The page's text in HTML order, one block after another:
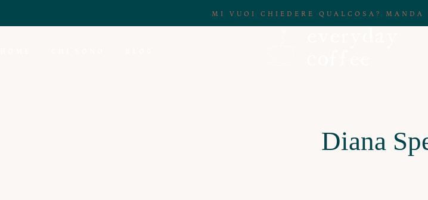
MI VUOI CHIEDERE QUALCOSA? MANDA
Diana